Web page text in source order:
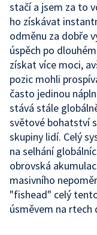
stačí a jsem za to
ho získávat
odměnu za dobře
úspěch po
získat více moci,
pozic mohli
často jedinou
stává stále
světové bohatství
skupiny lidí. Celý
na selhání
obrovská
masivního
"fishead" celý
úsměvem na rtech